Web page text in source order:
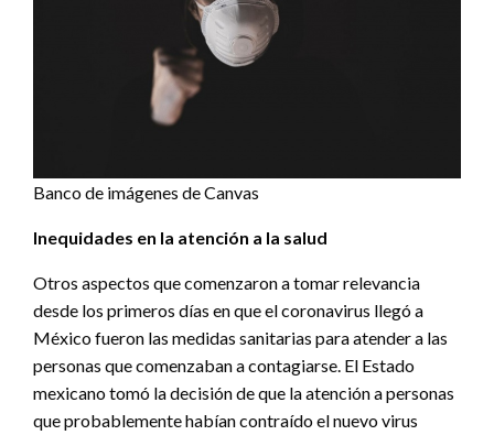
Banco de imágenes de Canvas
Inequidades en la atención a la salud
Otros aspectos que comenzaron a tomar relevancia
desde los primeros días en que el coronavirus llegó a
México fueron las medidas sanitarias para atender a las
personas que comenzaban a contagiarse. El Estado
mexicano tomó la decisión de que la atención a personas
que probablemente habían contraído el nuevo virus